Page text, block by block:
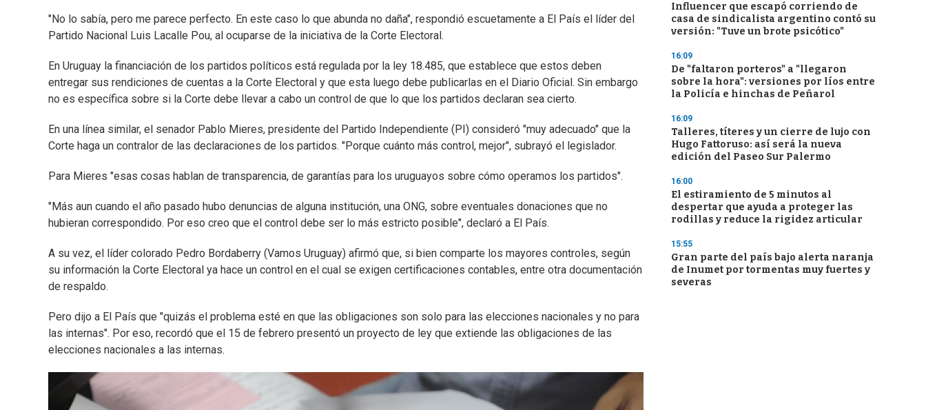
"No lo sabía, pero me parece perfecto. En este caso lo que abunda no daña", respondió escuetamente a El País el líder del
Partido Nacional Luis Lacalle Pou, al ocuparse de la iniciativa de la Corte Electoral.
En Uruguay la financiación de los partidos políticos está regulada por la ley 18.485, que establece que estos deben
entregar sus rendiciones de cuentas a la Corte Electoral y que esta luego debe publicarlas en el Diario Oficial. Sin embargo
no es específica sobre si la Corte debe llevar a cabo un control de que lo que los partidos declaran sea cierto.
En una línea similar, el senador Pablo Mieres, presidente del Partido Independiente (PI) consideró "muy adecuado" que la
Corte haga un contralor de las declaraciones de los partidos. "Porque cuánto más control, mejor", subrayó el legislador.
Para Mieres "esas cosas hablan de transparencia, de garantías para los uruguayos sobre cómo operamos los partidos".
"Más aun cuando el año pasado hubo denuncias de alguna institución, una ONG, sobre eventuales donaciones que no
hubieran correspondido. Por eso creo que el control debe ser lo más estricto posible", declaró a El País.
A su vez, el líder colorado Pedro Bordaberry (Vamos Uruguay) afirmó que, si bien comparte los mayores controles, según
su información la Corte Electoral ya hace un control en el cual se exigen certificaciones contables, entre otra documentación
de respaldo.
Pero dijo a El País que "quizás el problema esté en que las obligaciones son solo para las elecciones nacionales y no para
las internas". Por eso, recordó que el 15 de febrero presentó un proyecto de ley que extiende las obligaciones de las
elecciones nacionales a las internas.
Influencer que escapó corriendo de
casa de sindicalista argentino contó su
versión: "Tuve un brote psicótico"
16:09
De "faltaron porteros" a "llegaron
sobre la hora": versiones por líos entre
la Policía e hinchas de Peñarol
16:09
Talleres, títeres y un cierre de lujo con
Hugo Fattoruso: así será la nueva
edición del Paseo Sur Palermo
16:00
El estiramiento de 5 minutos al
despertar que ayuda a proteger las
rodillas y reduce la rigidez articular
15:55
Gran parte del país bajo alerta naranja
de Inumet por tormentas muy fuertes y
severas